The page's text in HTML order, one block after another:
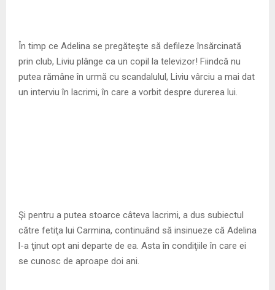
În timp ce Adelina se pregăteşte să defileze însărcinată
prin club, Liviu plânge ca un copil la televizor! Fiindcă nu
putea rămâne în urmă cu scandalulul, Liviu vârciu a mai dat
un interviu în lacrimi, în care a vorbit despre durerea lui.
Şi pentru a putea stoarce câteva lacrimi, a dus subiectul
către fetiţa lui Carmina, continuând să insinueze că Adelina
l-a ţinut opt ani departe de ea. Asta în condiţiile în care ei
se cunosc de aproape doi ani.